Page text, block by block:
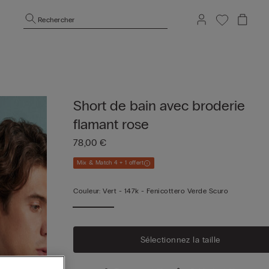
Rechercher
Short de bain avec broderie
flamant rose
78,00 €
Mix & Match 4 + 1 offert
Couleur: Vert - 147k - Fenicottero Verde Scuro
Sélectionnez la taille